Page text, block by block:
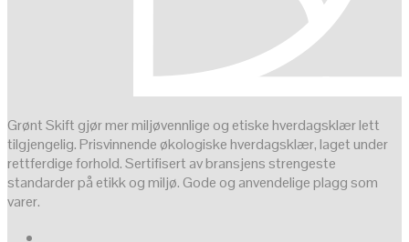
Grønt Skift gjør mer miljøvennlige og etiske hverdagsklær lett
tilgjengelig. Prisvinnende økologiske hverdagsklær, laget under
rettferdige forhold. Sertifisert av bransjens strengeste
standarder på etikk og miljø. Gode og anvendelige plagg som
varer.